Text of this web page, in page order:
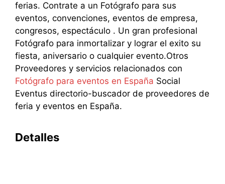
ferias. Contrate a un Fotógrafo para sus
eventos, convenciones, eventos de empresa,
congresos, espectáculo . Un gran profesional
Fotógrafo para inmortalizar y lograr el exito su
fiesta, aniversario o cualquier evento.Otros
Proveedores y servicios relacionados con
Fotógrafo para eventos en España Social
Eventus directorio-buscador de proveedores de
feria y eventos en España.
Detalles